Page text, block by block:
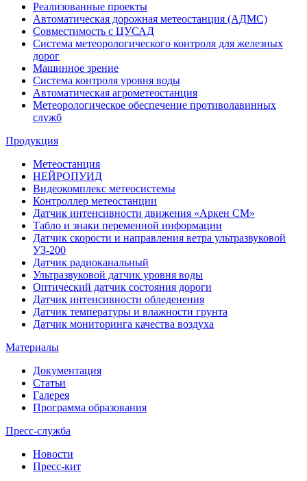
Реализованные проекты
Автоматическая дорожная метеостанция (АДМС)
Совместимость с ЦУСАД
Система метеорологического контроля для железных
дорог
Машинное зрение
Система контроля уровня воды
Автоматическая агрометеостанция
Метеорологическое обеспечение противолавинных
служб
Продукция
Метеостанция
НЕЙРОПУИД
Видеокомплекс метеосистемы
Контроллер метеостанции
Датчик интенсивности движения «Аркен СМ»
Табло и знаки переменной информации
Датчик скорости и направления ветра ультразвуковой
УЗ-200
Датчик радиоканальный
Ультразвуковой датчик уровня воды
Оптический датчик состояния дороги
Датчик интенсивности обледенения
Датчик температуры и влажности грунта
Датчик мониторинга качества воздуха
Материалы
Документация
Статьи
Галерея
Программа образования
Пресс-служба
Новости
Пресс-кит